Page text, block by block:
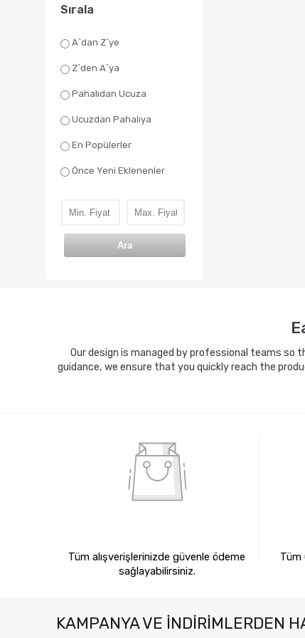
Sırala
A`dan Z`ye
Z`den A`ya
Pahalıdan Ucuza
Ucuzdan Pahalıya
En Popülerler
Önce Yeni Eklenenler
Ara
Our design is managed by professional teams so
guidance, we ensure that you quickly reach the
Tüm alışverişlerinizde güvenle ödeme
sağlayabilirsiniz.
Tüm
KAMPANYA VE INDIRIMLERDEN